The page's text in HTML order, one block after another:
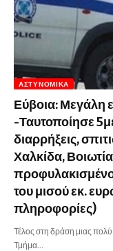
ΑΣΤΥΝΟΜΙΚΆ
Εύβοια: Μεγάλη
-Ταυτοποίησε
διαρρήξεις,
Χαλκίδα, Βοιωτία
του μισού εκ.
πληροφορίες)
Τέλος στη δράση μιας
Τμήμα…